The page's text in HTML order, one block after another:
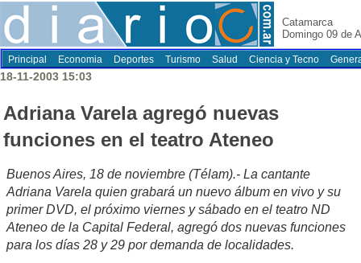
Catamarca
Domingo 09 de
Principal Economia Deportes Turismo Salud Ciencia y Tecno
18-11-2003 15:03
Adriana Varela agregó nuevas
funciones en el teatro Ateneo
Buenos Aires, 18 de noviembre (Télam).- La cantante
Adriana Varela quien grabará un nuevo álbum en vivo y su
primer DVD, el próximo viernes y sábado en el teatro ND
Ateneo de la Capital Federal, agregó dos nuevas funciones
para los días 28 y 29 por demanda de localidades.